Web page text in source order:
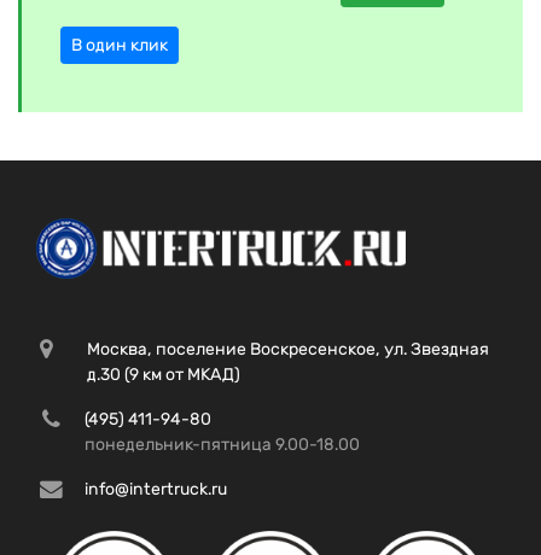
В один клик
Москва, поселение Воскресенское, ул. Звездная
д.30 (9 км от МКАД)
(495) 411-94-80
понедельник-пятница 9.00-18.00
info@intertruck.ru